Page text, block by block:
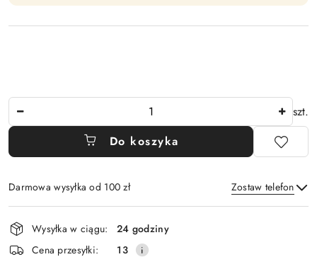
szt.
Do koszyka
Darmowa wysyłka od 100 zł Zostaw telefon
Wyślij
Dostępność
i
dostawa
Wysyłka w ciągu:
24 godziny
Cena przesyłki:
13